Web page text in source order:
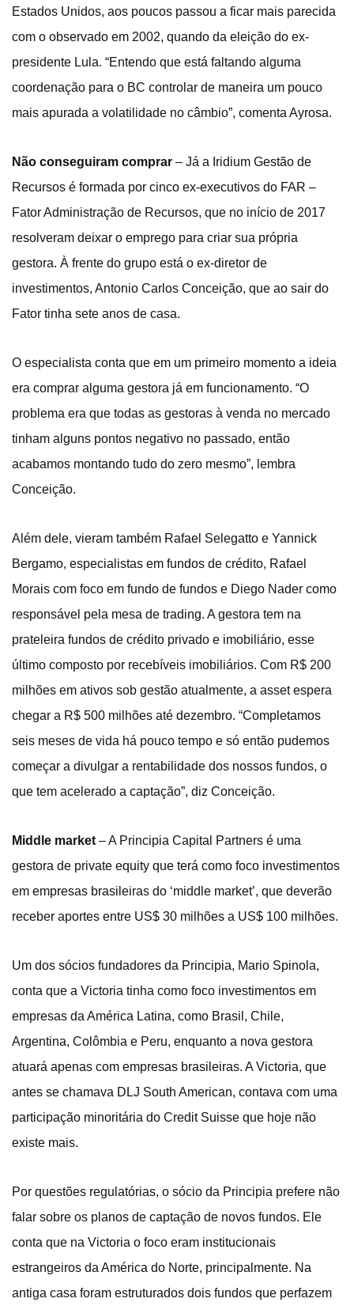
Estados Unidos, aos poucos passou a ficar mais parecida
com o observado em 2002, quando da eleição do ex-
presidente Lula. “Entendo que está faltando alguma
coordenação para o BC controlar de maneira um pouco
mais apurada a volatilidade no câmbio”, comenta Ayrosa.
Não conseguiram comprar – Já a Iridium Gestão de
Recursos é formada por cinco ex-executivos do FAR –
Fator Administração de Recursos, que no início de 2017
resolveram deixar o emprego para criar sua própria
gestora. À frente do grupo está o ex-diretor de
investimentos, Antonio Carlos Conceição, que ao sair do
Fator tinha sete anos de casa.
O especialista conta que em um primeiro momento a ideia
era comprar alguma gestora já em funcionamento. “O
problema era que todas as gestoras à venda no mercado
tinham alguns pontos negativo no passado, então
acabamos montando tudo do zero mesmo”, lembra
Conceição.
Além dele, vieram também Rafael Selegatto e Yannick
Bergamo, especialistas em fundos de crédito, Rafael
Morais com foco em fundo de fundos e Diego Nader como
responsável pela mesa de trading. A gestora tem na
prateleira fundos de crédito privado e imobiliário, esse
último composto por recebíveis imobiliários. Com R$ 200
milhões em ativos sob gestão atualmente, a asset espera
chegar a R$ 500 milhões até dezembro. “Completamos
seis meses de vida há pouco tempo e só então pudemos
começar a divulgar a rentabilidade dos nossos fundos, o
que tem acelerado a captação”, diz Conceição.
Middle market – A Principia Capital Partners é uma
gestora de private equity que terá como foco investimentos
em empresas brasileiras do ‘middle market’, que deverão
receber aportes entre US$ 30 milhões a US$ 100 milhões.
Um dos sócios fundadores da Principia, Mario Spinola,
conta que a Victoria tinha como foco investimentos em
empresas da América Latina, como Brasil, Chile,
Argentina, Colômbia e Peru, enquanto a nova gestora
atuará apenas com empresas brasileiras. A Victoria, que
antes se chamava DLJ South American, contava com uma
participação minoritária do Credit Suisse que hoje não
existe mais.
Por questões regulatórias, o sócio da Principia prefere não
falar sobre os planos de captação de novos fundos. Ele
conta que na Victoria o foco eram institucionais
estrangeiros da América do Norte, principalmente. Na
antiga casa foram estruturados dois fundos que perfazem